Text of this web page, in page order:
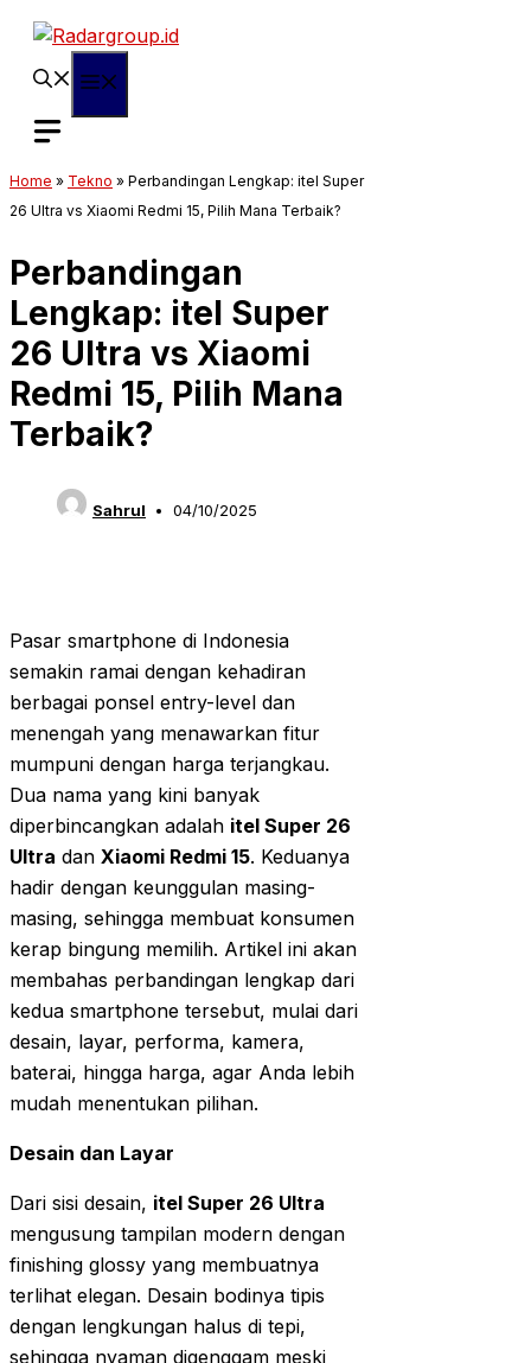
Langsung
Home » Tekno » Perbandingan Lengkap: itel Super
26 Ultra vs Xiaomi Redmi 15, Pilih Mana Terbaik?
Perbandingan
Lengkap: itel Super
26 Ultra vs Xiaomi
Redmi 15, Pilih Mana
Terbaik?
Sahrul 04/10/2025
Pasar smartphone di Indonesia
semakin ramai dengan kehadiran
berbagai ponsel entry-level dan
menengah yang menawarkan fitur
mumpuni dengan harga terjangkau.
Dua nama yang kini banyak
diperbincangkan adalah itel Super 26
Ultra dan Xiaomi Redmi 15. Keduanya
hadir dengan keunggulan masing-
masing, sehingga membuat konsumen
kerap bingung memilih. Artikel ini akan
membahas perbandingan lengkap dari
kedua smartphone tersebut, mulai dari
desain, layar, performa, kamera,
baterai, hingga harga, agar Anda lebih
mudah menentukan pilihan.
Desain dan Layar
Dari sisi desain, itel Super 26 Ultra
mengusung tampilan modern dengan
finishing glossy yang membuatnya
terlihat elegan. Desain bodinya tipis
dengan lengkungan halus di tepi,
sehingga nyaman digenggam meski